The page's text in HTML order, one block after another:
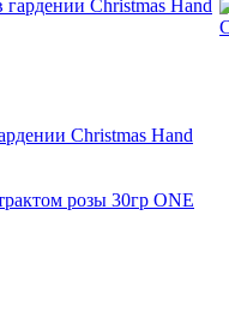
Christmas Hand